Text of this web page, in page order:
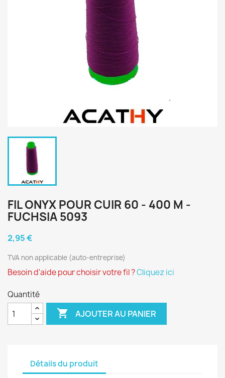
FIL ONYX POUR CUIR 60 - 400 M -
FUCHSIA 5093
2,95 €
TVA non applicable (auto-entreprise)
Besoin d'aide pour choisir votre fil ?Cliquez ici
Quantité
 AJOUTER AU PANIER
Détails du produit